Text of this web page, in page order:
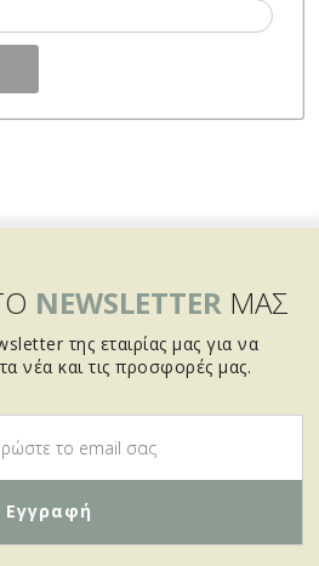
NEWSLETTERΜΑΣ
της εταιρίας μας για να
νέα και τις προσφορές μας.